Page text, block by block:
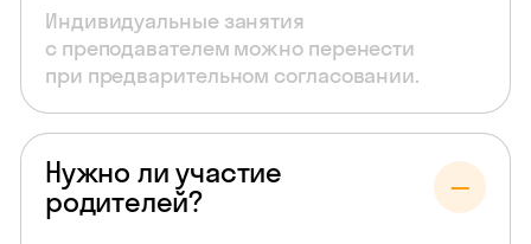
Индивидуальные занятия
с преподавателем можно перенести
при предварительном согласовании.
Нужно ли участие
родителей?